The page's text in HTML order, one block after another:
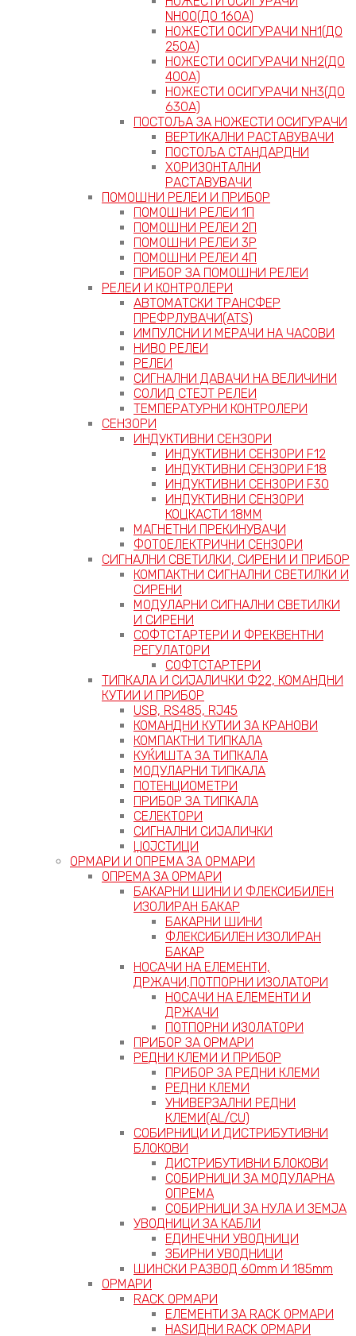
NH00(ДО 160А)
НОЖЕСТИ ОСИГУРАЧИ NH1(ДО
250А)
НОЖЕСТИ ОСИГУРАЧИ NH2(ДО
400А)
НОЖЕСТИ ОСИГУРАЧИ NH3(ДО
630А)
ПОСТОЉА ЗА НОЖЕСТИ ОСИГУРАЧИ
ВЕРТИКАЛНИ РАСТАВУВАЧИ
ПОСТОЉА СТАНДАРДНИ
ХОРИЗОНТАЛНИ
РАСТАВУВАЧИ
ПОМОШНИ РЕЛЕИ И ПРИБОР
ПОМОШНИ РЕЛЕИ 1П
ПОМОШНИ РЕЛЕИ 2П
ПОМОШНИ РЕЛЕИ 3P
ПОМОШНИ РЕЛЕИ 4П
ПРИБОР ЗА ПОМОШНИ РЕЛЕИ
РЕЛЕИ И КОНТРОЛЕРИ
АВТОМАТСКИ ТРАНСФЕР
ПРЕФРЛУВАЧИ(ATS)
ИМПУЛСНИ И МЕРАЧИ НА ЧАСОВИ
НИВО РЕЛЕИ
РЕЛЕИ
СИГНАЛНИ ДАВАЧИ НА ВЕЛИЧИНИ
СОЛИД СТЕЈТ РЕЛЕИ
ТЕМПЕРАТУРНИ КОНТРОЛЕРИ
СЕНЗОРИ
ИНДУКТИВНИ СЕНЗОРИ
ИНДУКТИВНИ СЕНЗОРИ F12
ИНДУКТИВНИ СЕНЗОРИ F18
ИНДУКТИВНИ СЕНЗОРИ F30
ИНДУКТИВНИ СЕНЗОРИ
КОЦКАСТИ 18ММ
МАГНЕТНИ ПРЕКИНУВАЧИ
ФОТОЕЛЕКТРИЧНИ СЕНЗОРИ
СИГНАЛНИ СВЕТИЛКИ, СИРЕНИ И ПРИБОР
КОМПАКТНИ СИГНАЛНИ СВЕТИЛКИ И
СИРЕНИ
МОДУЛАРНИ СИГНАЛНИ СВЕТИЛКИ
И СИРЕНИ
СОФТСТАРТЕРИ И ФРЕКВЕНТНИ
РЕГУЛАТОРИ
СОФТСТАРТЕРИ
ТИПКАЛА И СИЈАЛИЧКИ Ф22, КОМАНДНИ
КУТИИ И ПРИБОР
USB, RS485, RJ45
КОМАНДНИ КУТИИ ЗА КРАНОВИ
КОМПАКТНИ ТИПКАЛА
КУЌИШТА ЗА ТИПКАЛА
МОДУЛАРНИ ТИПКАЛА
ПОТЕНЦИОМЕТРИ
ПРИБОР ЗА ТИПКАЛА
СЕЛЕКТОРИ
СИГНАЛНИ СИЈАЛИЧКИ
ЏОЈСТИЦИ
ОРМАРИ И ОПРЕМА ЗА ОРМАРИ
ОПРЕМА ЗА ОРМАРИ
БАКАРНИ ШИНИ И ФЛЕКСИБИЛЕН
ИЗОЛИРАН БАКАР
БАКАРНИ ШИНИ
ФЛЕКСИБИЛЕН ИЗОЛИРАН
БАКАР
НОСАЧИ НА ЕЛЕМЕНТИ,
ДРЖАЧИ,ПОТПОРНИ ИЗОЛАТОРИ
НОСАЧИ НА ЕЛЕМЕНТИ И
ДРЖАЧИ
ПОТПОРНИ ИЗОЛАТОРИ
ПРИБОР ЗА ОРМАРИ
РЕДНИ КЛЕМИ И ПРИБОР
ПРИБОР ЗА РЕДНИ КЛЕМИ
РЕДНИ КЛЕМИ
УНИВЕРЗАЛНИ РЕДНИ
КЛЕМИ(AL/CU)
СОБИРНИЦИ И ДИСТРИБУТИВНИ
БЛОКОВИ
ДИСТРИБУТИВНИ БЛОКОВИ
СОБИРНИЦИ ЗА МОДУЛАРНА
ОПРЕМА
СОБИРНИЦИ ЗА НУЛА И ЗЕМЈА
УВОДНИЦИ ЗА КАБЛИ
ЕДИНЕЧНИ УВОДНИЦИ
ЗБИРНИ УВОДНИЦИ
ШИНСКИ РАЗВОД 60mm И 185mm
ОРМАРИ
RACK ОРМАРИ
ЕЛЕМЕНТИ ЗА RACK ОРМАРИ
НАЅИДНИ RACK ОРМАРИ